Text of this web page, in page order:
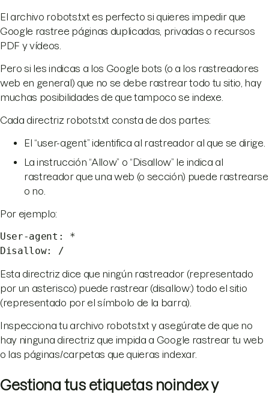
El archivo robots.txt es perfecto si quieres impedir que
Google rastree páginas duplicadas, privadas o recursos
PDF y vídeos.
Pero si les indicas a los Google bots (o a los rastreadores
web en general) que no se debe rastrear todo tu sitio, hay
muchas posibilidades de que tampoco se indexe.
Cada directriz robots.txt consta de dos partes:
El “user-agent” identifica al rastreador al que se dirige.
La instrucción “Allow” o “Disallow” le indica al
rastreador que una web (o sección) puede rastrearse
o no.
Por ejemplo:
User-agent: *
Disallow: /
Esta directriz dice que ningún rastreador (representado
por un asterisco) puede rastrear (disallow:) todo el sitio
(representado por el símbolo de la barra).
Inspecciona tu archivo robots.txt y asegúrate de que no
hay ninguna directriz que impida a Google rastrear tu web
o las páginas/carpetas que quieras indexar.
Gestiona tus etiquetas noindex y